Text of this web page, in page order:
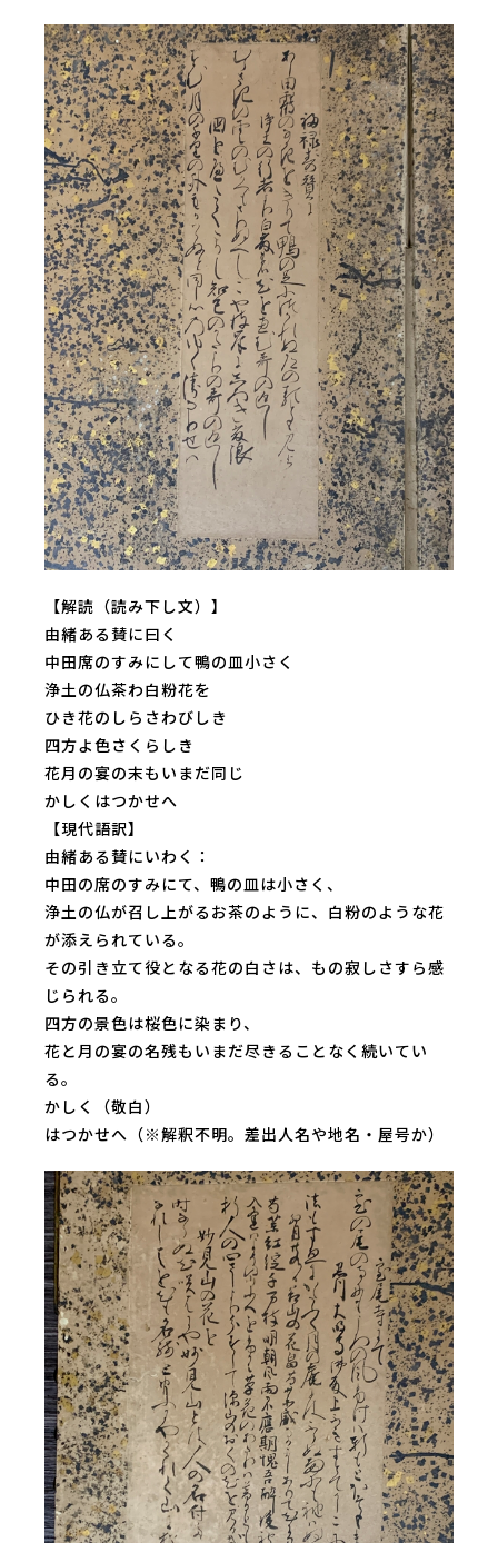
【解読（読み下し文）】
由緒ある賛に曰く
中田席のすみにして鴨の皿小さく
浄土の仏茶わ白粉花を
ひき花のしらさわびしき
四方よ色さくらしき
花月の宴の末もいまだ同じ
かしくはつかせへ
【現代語訳】
由緒ある賛にいわく：
中田の席のすみにて、鴨の皿は小さく、
浄土の仏が召し上がるお茶のように、白粉のような花
が添えられている。
その引き立て役となる花の白さは、もの寂しさすら感
じられる。
四方の景色は桜色に染まり、
花と月の宴の名残もいまだ尽きることなく続いてい
る。
かしく（敬白）
はつかせへ（※解釈不明。差出人名や地名・屋号か）